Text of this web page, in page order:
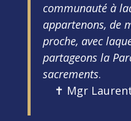
communauté à
appartenons, de
proche, avec
partageons la
sacrements.
✝ Mgr